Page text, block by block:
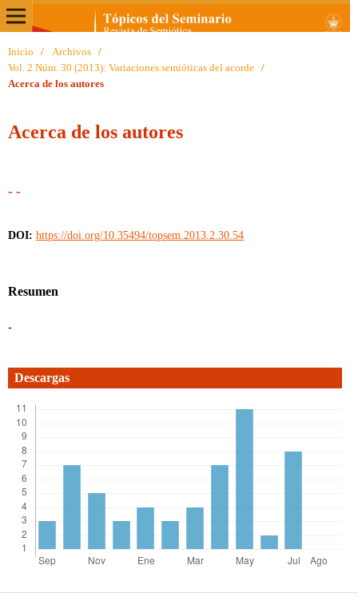
Inicio / Archivos
/
Vol. 2 Núm. 30 (2013): Variaciones semióticas del acorde
/
Acerca de los autores
Acerca de los autores
- -
DOI: https://doi.org/10.35494/topsem.2013.2.30.54
Resumen
-
Descargas